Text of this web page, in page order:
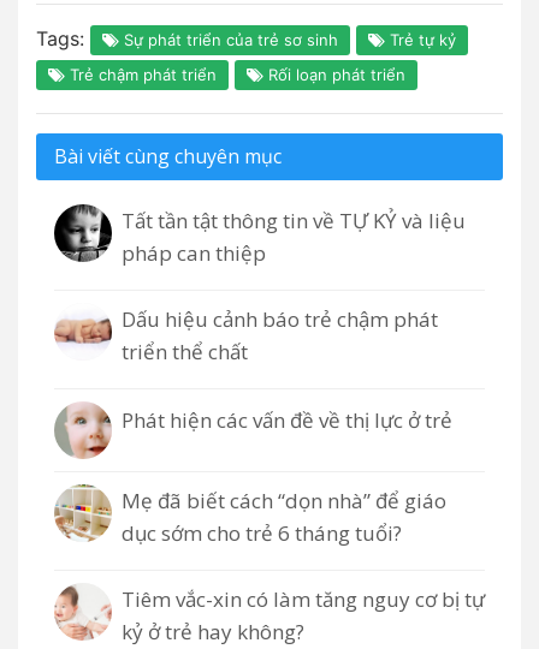
Tags: Sự phát triển của trẻ sơ sinh
Trẻ tự kỷ
Trẻ chậm phát triển
Rối loạn phát triển
Bài viết cùng chuyên mục
Tất tần tật thông tin về TỰ KỶ và liệu
pháp can thiệp
Dấu hiệu cảnh báo trẻ chậm phát
triển thể chất
Phát hiện các vấn đề về thị lực ở trẻ
Mẹ đã biết cách “dọn nhà” để giáo
dục sớm cho trẻ 6 tháng tuổi?
Tiêm vắc-xin có làm tăng nguy cơ bị tự
kỷ ở trẻ hay không?